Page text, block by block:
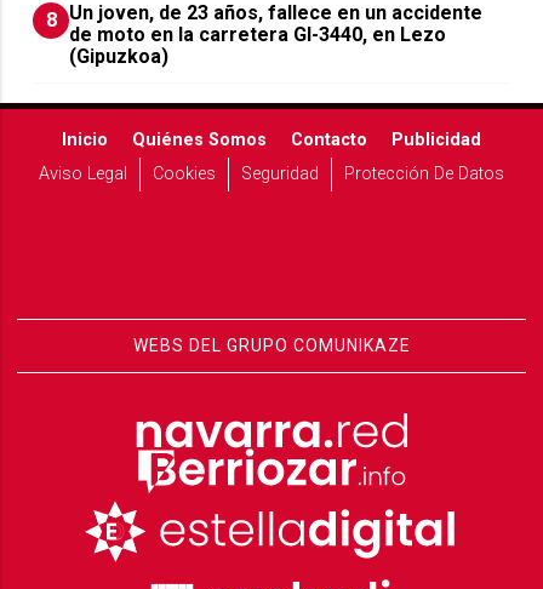
8 Un joven, de 23 años, fallece en un accidente
de moto en la carretera GI-3440, en Lezo
(Gipuzkoa)
Inicio Quiénes Somos Contacto
Publicidad
Aviso Legal
Cookies Seguridad Protección De Datos
WEBS DEL GRUPO COMUNIKAZE